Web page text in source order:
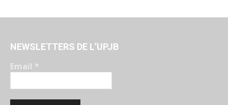
NEWSLETTERS DE L’UPJB
Email *